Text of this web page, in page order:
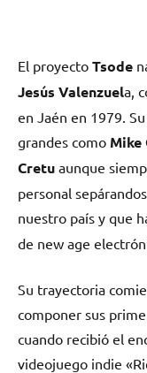
El proyecto Tsode
Jesús Valenzuela,
en Jaén en 1979.
grandes como Mike
Cretu aunque
personal
nuestro país y que
de new age
Su trayectoria
componer sus
cuando recibió el
videojuego indie